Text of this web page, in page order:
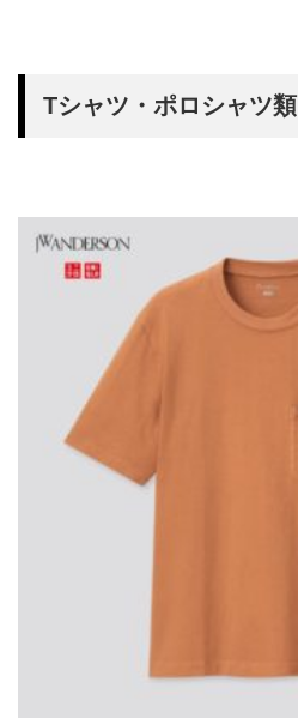
Tシャツ・ポロシャツ類